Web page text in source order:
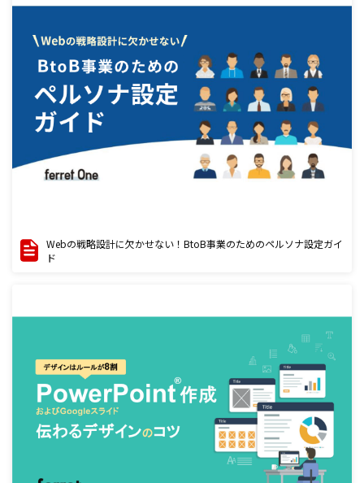
Webの戦略設計に欠かせない！BtoB事業のためのペルソナ設定ガイ
ド